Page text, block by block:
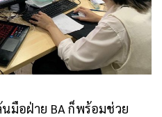
นมือฝ่าย BA ก็พร้อมช่วย